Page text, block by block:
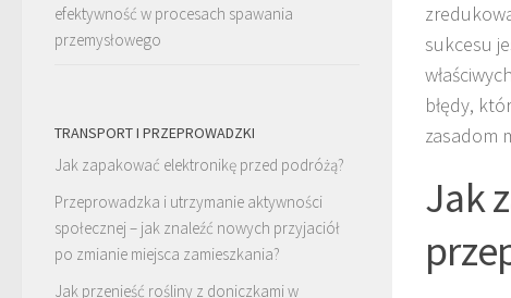
sukcesu
błędy,
zasadom
Jak
efektywność w procesach spawania
przemysłowego
TRANSPORT I PRZEPROWADZKI
Jak zapakować elektronikę przed podróżą?
Przeprowadzka i utrzymanie aktywności
społecznej – jak znaleźć nowych przyjaciół
po zmianie miejsca zamieszkania?
Jak przenieść rośliny z doniczkami w